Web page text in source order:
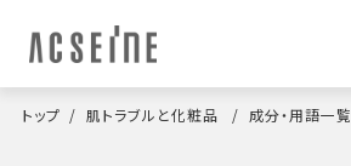
トップ 肌トラブルと化粧品 成分・用語一覧